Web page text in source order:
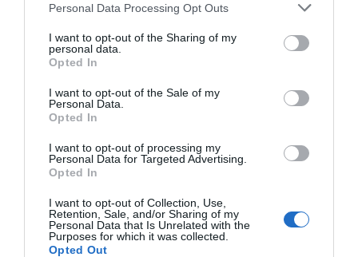
Personal Data Processing Opt Outs
I want to opt-out of the Sharing of my
personal data.
Opted In
I want to opt-out of the Sale of my
Personal Data.
Opted In
I want to opt-out of processing my
Personal Data for Targeted Advertising.
Opted In
I want to opt-out of Collection, Use,
Retention, Sale, and/or Sharing of my
Personal Data that Is Unrelated with the
Purposes for which it was collected.
Opted Out